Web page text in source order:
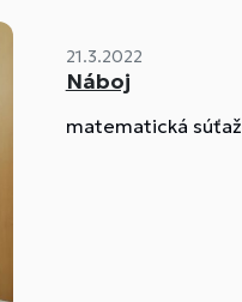
21.3.2022
Náboj
matematická súťaž